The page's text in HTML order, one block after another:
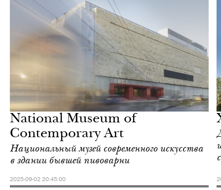
National Museum of
Contemporary Art
Национальный музей современного искусства
в здании бывшей пивоварни
2025-09-02 20:45:00
среда